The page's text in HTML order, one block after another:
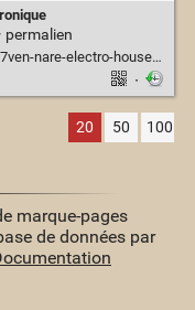
permalien
electro-house-session/
·
20 50 100
marque-pages
de données par